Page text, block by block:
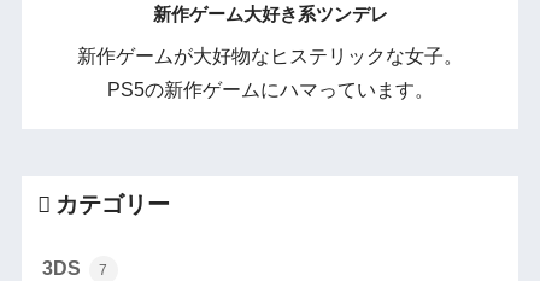
新作ゲーム大好き系ツンデレ
新作ゲームが大好物なヒステリックな女子。
PS5の新作ゲームにハマっています。
カテゴリー
3DS 7